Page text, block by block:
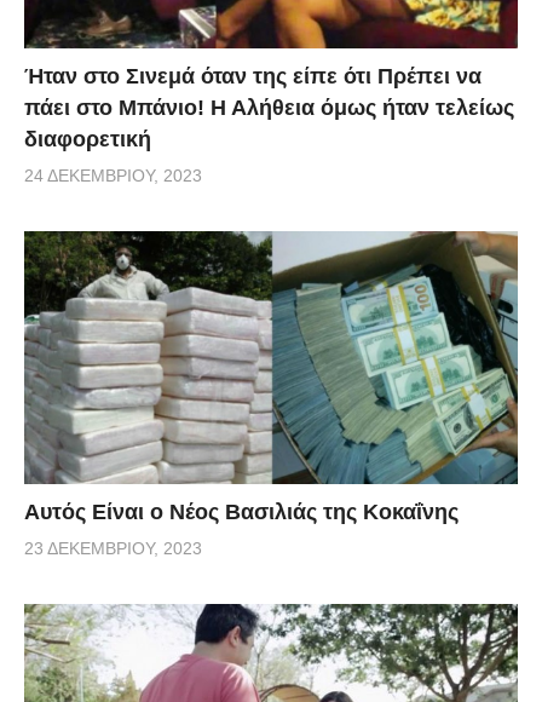
Ήταν στο Σινεμά όταν της είπε ότι Πρέπει να
πάει στο Μπάνιο! Η Αλήθεια όμως ήταν τελείως
διαφορετική
24 ΔΕΚΕΜΒΡΊΟΥ, 2023
Αυτός Είναι ο Νέος Βασιλιάς της Κοκαΐνης
23 ΔΕΚΕΜΒΡΊΟΥ, 2023